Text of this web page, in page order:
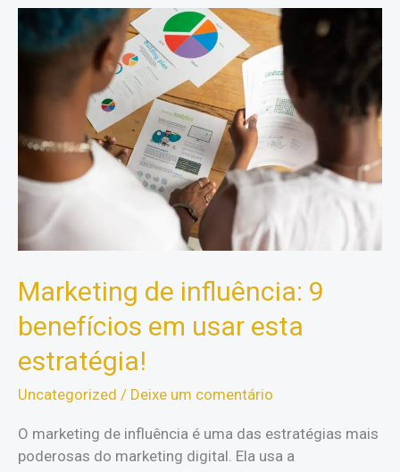
horas?
9
dicas!
Marketing de influência: 9
benefícios em usar esta
estratégia!
Uncategorized / Deixe um comentário
O marketing de influência é uma das estratégias mais
poderosas do marketing digital. Ela usa a